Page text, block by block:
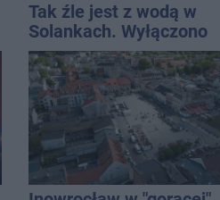
Tak źle jest z wodą w
Solankach. Wyłączono
fontannę i zaplanowano
dolewkę